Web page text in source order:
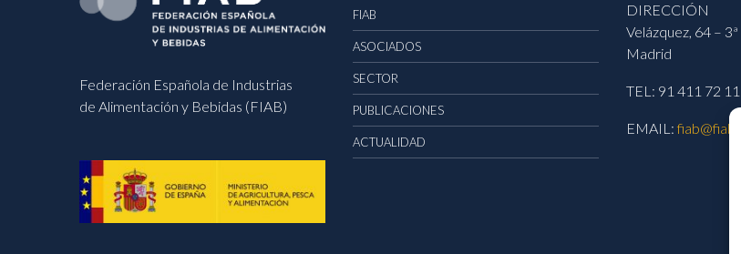
Federación Española de Industrias
de Alimentación y Bebidas (FIAB)
FIAB
ASOCIADOS
SECTOR
PUBLICACIONES
ACTUALIDAD
DIRECCIÓN
Velázquez, 64 –
Madrid
TEL: 91 411 72 11
EMAIL: